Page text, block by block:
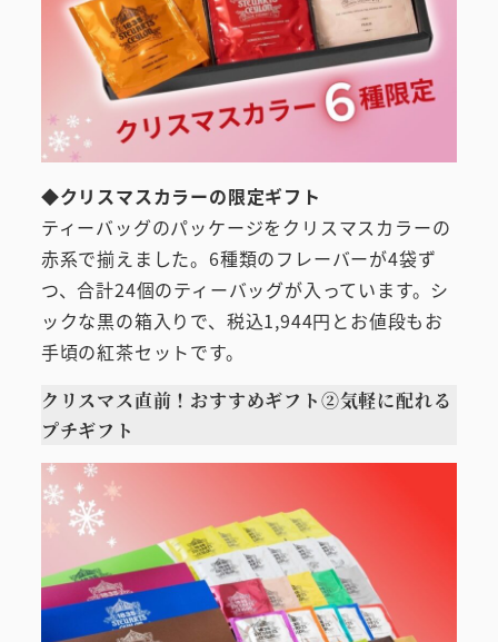
◆クリスマスカラーの限定ギフト
ティーバッグのパッケージをクリスマスカラーの
赤系で揃えました。6種類のフレーバーが4袋ず
つ、合計24個のティーバッグが入っています。シ
ックな黒の箱入りで、税込1,944円とお値段もお
手頃の紅茶セットです。
クリスマス直前！おすすめギフト②気軽に配れる
プチギフト